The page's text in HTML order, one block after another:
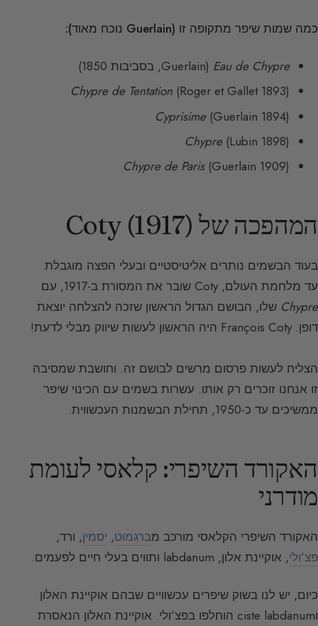
כמה שמות שיפר מתקופה זו (Guerlain נוכח מאוד):
Eau de Chypre (Guerlain, בסביבות 1850)
Chypre de Tentation (Roger et Gallet 1893)
Cyprisime(Guerlain 1894)
Chypre(Lubin 1898)
Chypre de Paris(Guerlain 1909)
המהפכה של Coty (1917)
בעוד הבשמים נותרים אליטיסטיים ובעלי הפצה מוגבלת
עד מלחמת העולם, Coty שובר את המסורת ב-1917, עם
Chypre שלו, הבושם הגדול הראשון שזכה להצלחה יוצאת
דופן. François Coty היה הראשון לעשות שיווק מבלי לדעת!
הצליח לעשות פרסום מרשים לבושם זה. וחושבת שמסיבה
זו אנחנו זוכרים רק אותו. עשרות בשמים עם הכינוי שיפר
ממשיכים עד כ-1950, תחילת הבשמנות העכשווית.
האקורד השיפרי: קלאסי לעומת
מודרני
האקורד השיפרי הקלאסי מורכב מברגמוט, יסמין, ורד,
פצ’ולי, אוקיינת אלון, labdanum ותווים בעלי חיים לפעמים.
כיום, יש לנו בשוק שיפרים עכשוויים שבהם אוקיינת האלון
וciste labdanum הוחלפו בפצ’ולי. אוקיינת האלון הנאסרת